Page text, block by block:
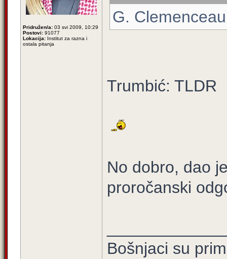
Pridružen/a: 03 svi 2009, 10:29
Postovi: 91077
Lokacija: Institut za razna i
ostala pitanja
G.
Trumbić: TLDR
No dobro, dao
proročanski
Bošnjaci su